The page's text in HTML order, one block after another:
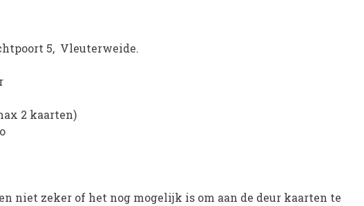
5, Vleuterweide.
2 kaarten)
niet zeker of het nog mogelijk is om aan de deur kaarten te